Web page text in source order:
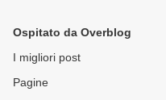
Ospitato da Overblog
I migliori post
Pagine